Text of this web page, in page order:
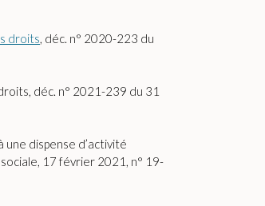
droits, déc. n° 2020-223 du
déc. n° 2021-239 du 31
une dispense d’activité
sociale, 17 février 2021, n° 19-